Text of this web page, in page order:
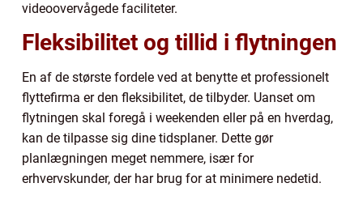
videoovervågede faciliteter.
Fleksibilitet og tillid i flytningen
En af de største fordele ved at benytte et professionelt
flyttefirma er den fleksibilitet, de tilbyder. Uanset om
flytningen skal foregå i weekenden eller på en hverdag,
kan de tilpasse sig dine tidsplaner. Dette gør
planlægningen meget nemmere, især for
erhvervskunder, der har brug for at minimere nedetid.